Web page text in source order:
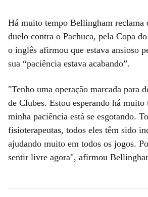
Há muito tempo Bellingham reclama
duelo contra o Pachuca, pela Copa
o inglês afirmou que estava ansioso
sua “paciência estava acabando”.
"Tenho uma operação marcada para
de Clubes. Estou esperando há muito
minha paciência está se esgotando.
fisioterapeutas, todos eles têm sido
ajudando muito em todos os jogos.
sentir livre agora", afirmou